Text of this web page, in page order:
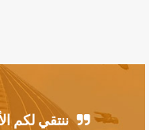
ننتقي لكم